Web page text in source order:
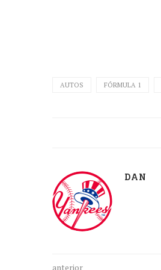
AUTOS FÓRMULA 1
DAN
anterior